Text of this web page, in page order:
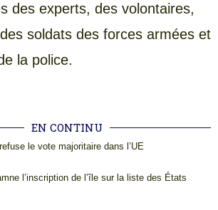
des experts, des volontaires,
soldats des forces armées et
la police.
EN CONTINU
refuse le vote majoritaire dans l’UE
l’inscription de l’île sur la liste des États